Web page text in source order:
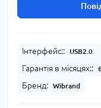
Інтерфейс:: USB2.0
Гарантія в місяцях::
Бренд: Wibrand